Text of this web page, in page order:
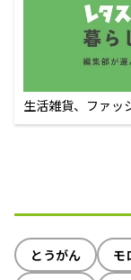
生活雑貨、ファッ
えるECサイト
とうがん モ